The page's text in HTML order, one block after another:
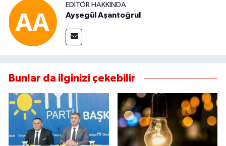
EDITÖR HAKKINDA
Ayşegül Aşantoğrul
Bunlar da ilginizi çekebilir